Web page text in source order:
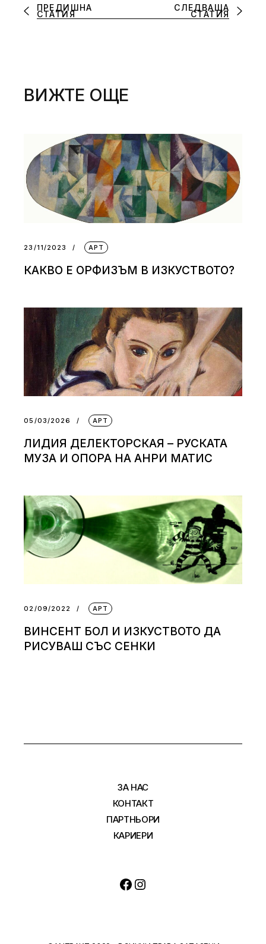
ПРЕДИШНА
СТАТИЯ
СЛЕДВАЩА
СТАТИЯ
ВИЖТЕ ОЩЕ
23/11/2023 АРТ
КАКВО Е ОРФИЗЪМ В ИЗКУСТВОТО?
05/03/2026 АРТ
ЛИДИЯ ДЕЛЕКТОРСКАЯ – РУСКАТА
МУЗА И ОПОРА НА АНРИ МАТИС
02/09/2022 АРТ
ВИНСЕНТ БОЛ И ИЗКУСТВОТО ДА
РИСУВАШ СЪС СЕНКИ
ЗА НАС
КОНТАКТ
ПАРТНЬОРИ
КАРИЕРИ